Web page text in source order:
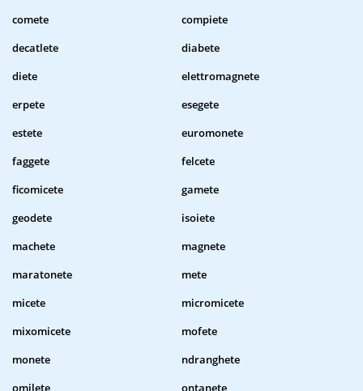
comete
compiete
decatlete
diabete
diete
elettromagnete
erpete
esegete
estete
euromonete
faggete
felcete
ficomicete
gamete
geodete
isoiete
machete
magnete
maratonete
mete
micete
micromicete
mixomicete
mofete
monete
ndranghete
omilete
ontanete